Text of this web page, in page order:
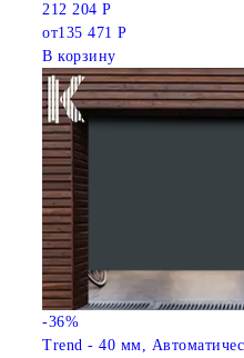
212 204 Р
от135 471 Р
В корзину
-36%
Trend - 40 мм,